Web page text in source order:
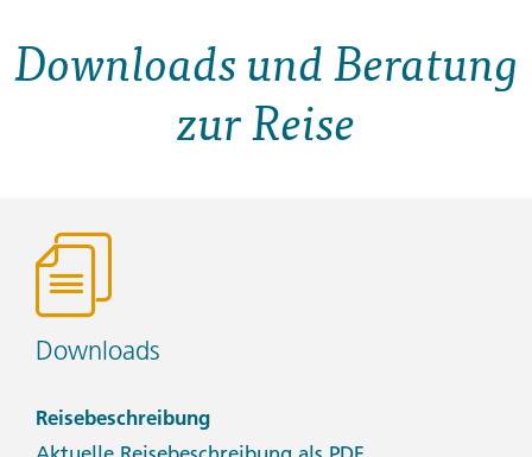
Downloads und Beratung
zur Reise
Downloads
Reisebeschreibung